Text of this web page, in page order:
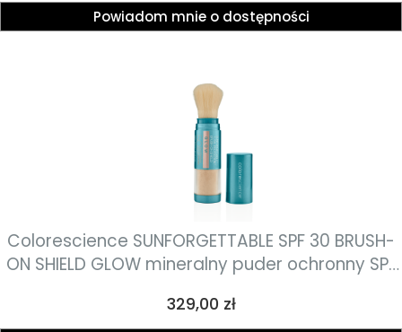
Powiadom mnie o dostępności
Colorescience SUNFORGETTABLE SPF 30 BRUSH-
ON SHIELD GLOW mineralny puder ochronny SPF
Cena
329,00 zł